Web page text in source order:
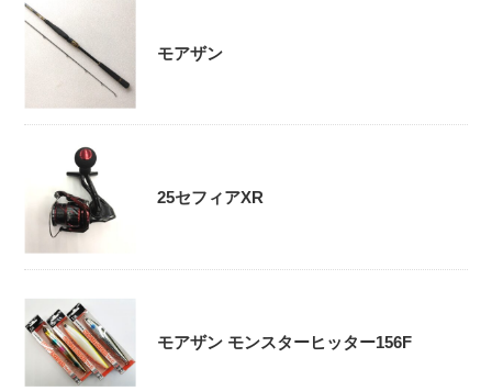
モアザン
25セフィアXR
モアザン モンスターヒッター156F